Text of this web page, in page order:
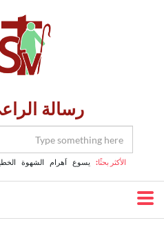
رسالة
الأكثر بحثًا: يسوع اَهرام الشهوة